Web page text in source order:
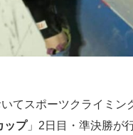
てスポーツクライミン
ップ」2日目・準決勝が